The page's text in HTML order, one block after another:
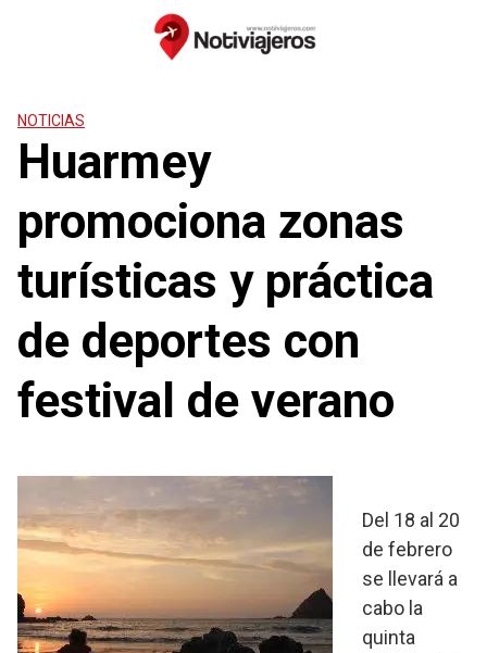
NOTICIAS
Huarmey
promociona zonas
turísticas y práctica
de deportes con
festival de verano
Del 18 al 20
de febrero
se llevará a
cabo la
quinta